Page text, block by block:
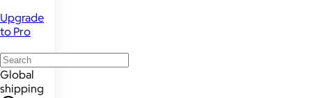
Upgrade
to Pro
Global
shipping